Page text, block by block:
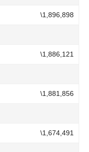
\1,896,898
\1,886,121
\1,881,856
\1,674,491